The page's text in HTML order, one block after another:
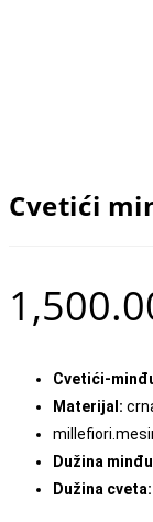
Cvetići
Cvetići-
Materijal:
Dužina
Dužina cveta: